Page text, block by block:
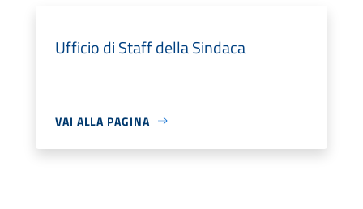
Ufficio di Staff della Sindaca
VAI ALLA PAGINA